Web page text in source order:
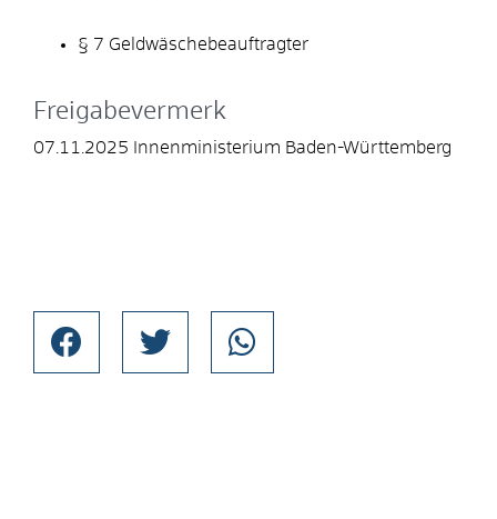
§ 7 Geldwäschebeauftragter
Freigabevermerk
07.11.2025 Innenministerium Baden-Württemberg